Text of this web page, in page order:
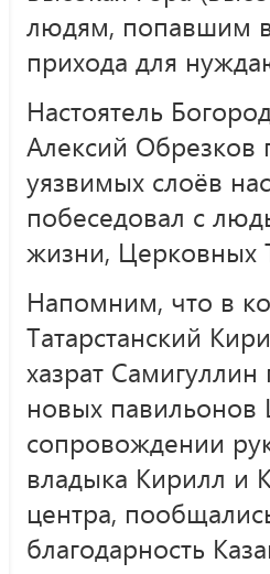
людям, попавшим
прихода для
Настоятель
Алексий Обрезков
уязвимых слоёв
побеседовал с
жизни, Церковных
Напомним, что в
Татарстанский
хазрат
новых
сопровождении
владыка Кирилл и
центра,
благодарность